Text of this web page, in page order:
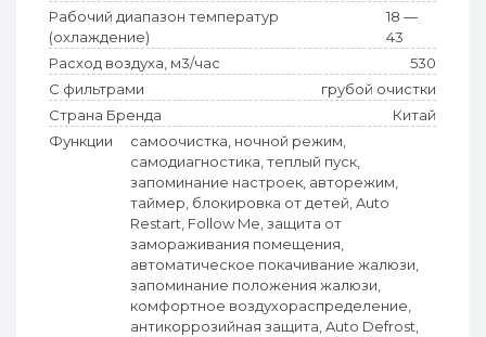
Рабочий диапазон температур
(охлаждение)
18 —
43
Расход воздуха, м3/час
530
С фильтрами
грубой очистки
Страна Бренда
Китай
Функции
самоочистка, ночной режим,
самодиагностика, теплый пуск,
запоминание настроек, авторежим,
таймер, блокировка от детей, Auto
Restart, Follow Me, защита от
замораживания помещения,
автоматическое покачивание жалюзи,
запоминание положения жалюзи,
комфортное воздухораспределение,
антикоррозийная защита, Auto Defrost,